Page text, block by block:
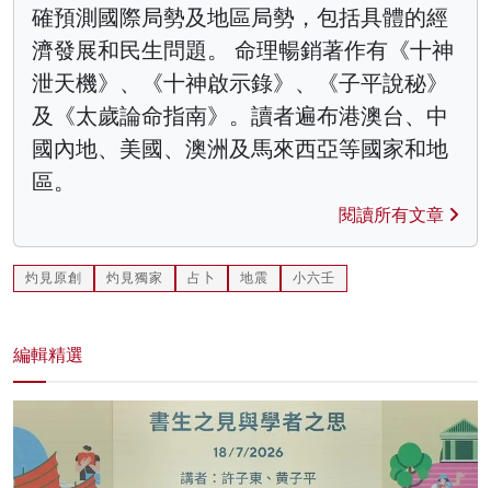
確預測國際局勢及地區局勢，包括具體的經
濟發展和民生問題。 命理暢銷著作有《十神
泄天機》、《十神啟示錄》、《子平說秘》
及《太歲論命指南》。讀者遍布港澳台、中
國內地、美國、澳洲及馬來西亞等國家和地
區。
閱讀所有文章
灼見原創 灼見獨家 占卜 地震 小六壬
編輯精選